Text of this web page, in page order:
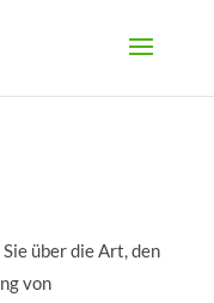
über die Art, den
von